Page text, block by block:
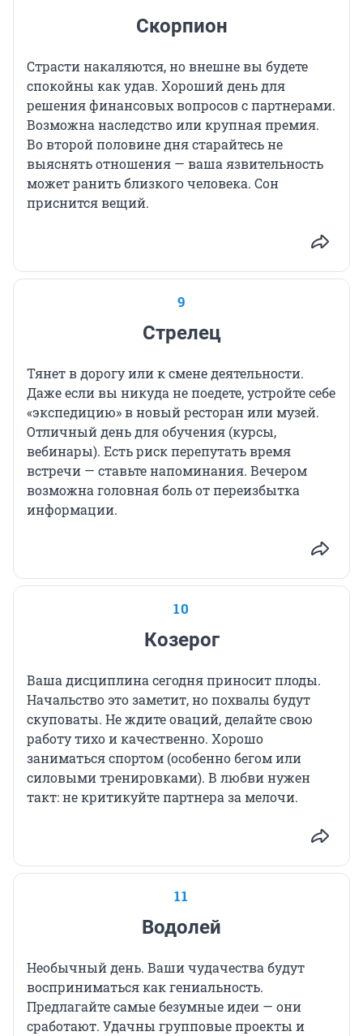
Скорпион
Страсти накаляются, но внешне вы будете
спокойны как удав. Хороший день для
решения финансовых вопросов с партнерами.
Возможна наследство или крупная премия.
Во второй половине дня старайтесь не
выяснять отношения — ваша язвительность
может ранить близкого человека. Сон
приснится вещий.
9
Стрелец
Тянет в дорогу или к смене деятельности.
Даже если вы никуда не поедете, устройте себе
«экспедицию» в новый ресторан или музей.
Отличный день для обучения (курсы,
вебинары). Есть риск перепутать время
встречи — ставьте напоминания. Вечером
возможна головная боль от переизбытка
информации.
10
Козерог
Ваша дисциплина сегодня приносит плоды.
Начальство это заметит, но похвалы будут
скуповаты. Не ждите оваций, делайте свою
работу тихо и качественно. Хорошо
заниматься спортом (особенно бегом или
силовыми тренировками). В любви нужен
такт: не критикуйте партнера за мелочи.
11
Водолей
Необычный день. Ваши чудачества будут
восприниматься как гениальность.
Предлагайте самые безумные идеи — они
сработают. Удачны групповые проекты и